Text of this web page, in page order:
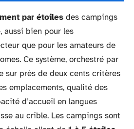
par étoiles des campings
aussi bien pour les
que pour les amateurs de
Ce système, orchestré par
sur près de deux cents critères
emplacements, qualité des
d’accueil en langues
au crible. Les campings sont